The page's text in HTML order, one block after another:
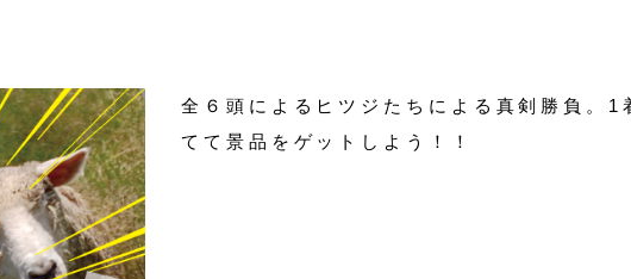
全６頭によるヒツジたちによる真剣勝負。1
てて景品をゲットしよう！！